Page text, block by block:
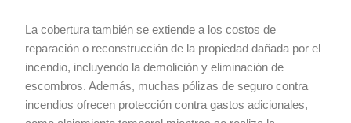
La cobertura también se extiende a los costos de
reparación o reconstrucción de la propiedad dañada por el
incendio, incluyendo la demolición y eliminación de
escombros. Además, muchas pólizas de seguro contra
incendios ofrecen protección contra gastos adicionales,